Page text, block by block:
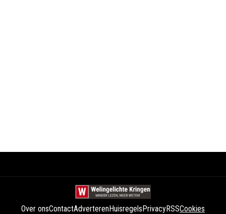
Over onsContactAdverterenHuisregelsPrivacyRSSCookies